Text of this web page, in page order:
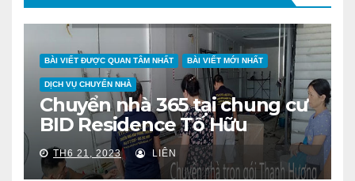
BÀI VIẾT ĐƯỢC QUAN TÂM NHẤT BÀI VIẾT MỚI NHẤT
DỊCH VỤ CHUYỂN NHÀ
Chuyển nhà 365 tại chung cư
BID Residence Tố Hữu
TH6 21, 2023 LIÊN